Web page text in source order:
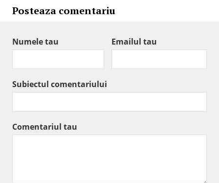
Posteaza comentariu
Numele tau Emailul tau
Subiectul comentariului
Comentariul tau